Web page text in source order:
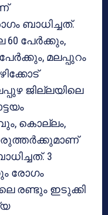
ബാധിച്ചത്.
പേര്‍ക്കും,
മലപ്പുറം
ജില്ലയിലെ
കൊല്ലം,
3
രോഗം
രണ്ടും ഇടുക്കി